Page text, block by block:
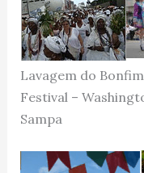
Lavagem do
Festival –
Sampa